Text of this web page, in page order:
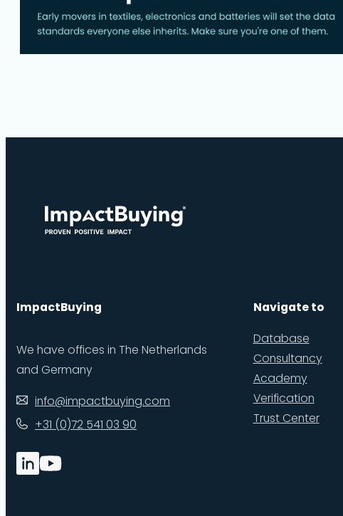
ImpactBuying
We have offices in The Netherlands
and Germany
info@impactbuying.com
+31 (0)72 541 03 90
Navigate to
Database
Consultancy
Academy
Verification
Trust Center